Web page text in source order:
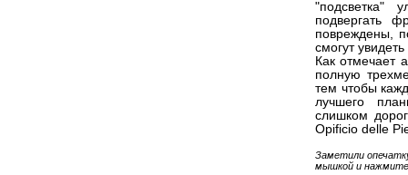
"подсветка"
подвергать
повреждены,
смогут
Как отмечает
полную
тем чтобы
лучшего
слишком
Opificio delle
Заметили
мышкой и нажмите